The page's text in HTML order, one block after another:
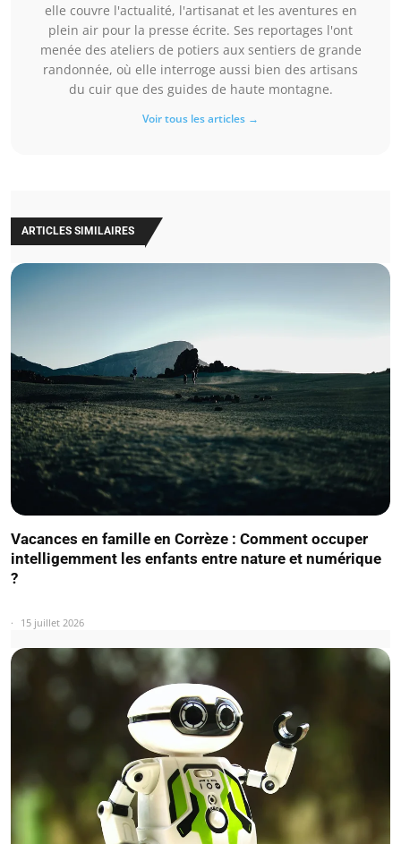
elle couvre l'actualité, l'artisanat et les aventures en
plein air pour la presse écrite. Ses reportages l'ont
menée des ateliers de potiers aux sentiers de grande
randonnée, où elle interroge aussi bien des artisans
du cuir que des guides de haute montagne.
Voir tous les articles →
ARTICLES SIMILAIRES
Vacances en famille en Corrèze : Comment occuper
intelligemment les enfants entre nature et numérique
?
15 juillet 2026